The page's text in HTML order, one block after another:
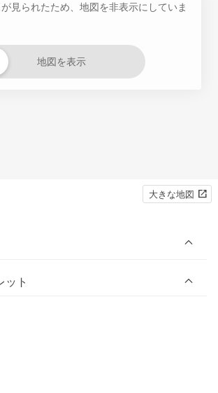
見られたため、地図を非表示にしていま
地図を表示
大きな地図
ット